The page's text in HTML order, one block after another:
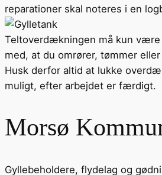
reparationer skal noteres i en
Teltoverdækningen må kun være
med, at du omrører, tømmer
Husk derfor altid at lukke
muligt, efter arbejdet er færdigt.
Morsø
Gyllebeholdere, flydelag og